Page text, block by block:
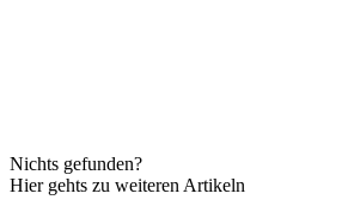
Nichts gefunden?
Hier gehts zu weiteren Artikeln